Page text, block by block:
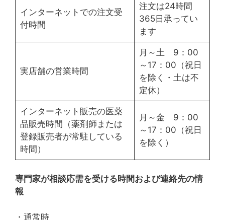
インターネットでの注文受
付時間
注文は24時間
365日承ってい
ます
実店舗の営業時間
月～土 9：00
～17：00（祝日
を除く・土は不
定休）
インターネット販売の医薬
品販売時間（薬剤師または
登録販売者が常駐している
時間）
月～金 9：00
～17：00（祝日
を除く）
専門家が相談応需を受ける時間および連絡先の情
報
・通常時